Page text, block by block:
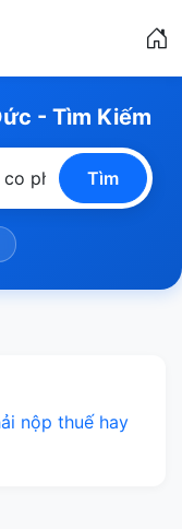
- Tìm Kiếm
Tìm
nộp thuế hay